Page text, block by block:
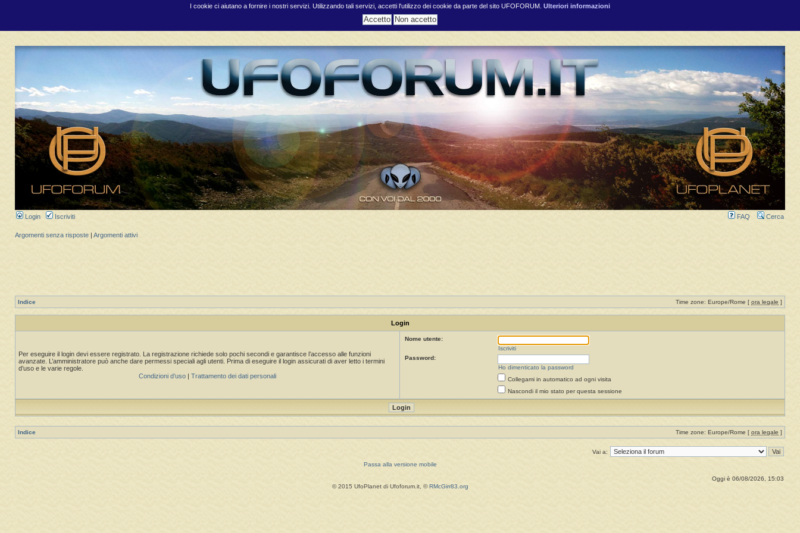
I cookie ci aiutano a fornire i nostri servizi. Utilizzando tali servizi, accetti l'utilizzo dei cookie da parte del sito UFOFORUM. Ulteriori informazioni
Login Iscriviti FAQ Cerca
Argomenti senza risposte Argomenti attivi
Indice Time zone: Europe/Rome [ ora legale ]
Login
Per eseguire il login devi essere registrato. La registrazione richiede solo pochi secondi e garantisce l’accesso alle funzioni
avanzate. L’amministratore può anche dare permessi speciali agli utenti. Prima di eseguire il login assicurati di aver letto i termini
d’uso e le varie regole.
Condizioni d’uso
Trattamento dei dati personali
Nome utente:
Iscriviti
Password:
Ho dimenticato la password
Collegami in automatico ad ogni visita
Nascondi il mio stato per questa sessione
Indice Time zone: Europe/Rome [ ora legale ]
Vai a:
Passa alla versione mobile
Oggi è 06/08/2026, 15:03
© 2015 UfoPlanet di Ufoforum.it, © RMcGirr83.org